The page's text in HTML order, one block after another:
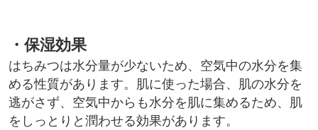
・保湿効果
はちみつは水分量が少ないため、空気中の水分を集
める性質があります。肌に使った場合、肌の水分を
逃がさず、空気中からも水分を肌に集めるため、肌
をしっとりと潤わせる効果があります。